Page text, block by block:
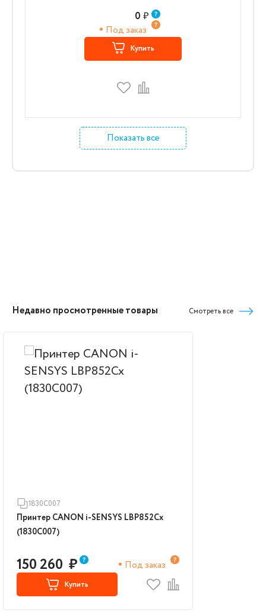
0 ₽
Под заказ
Купить
Показать все
Недавно просмотренные товары Смотреть все
1830C007
Принтер CANON i-SENSYS LBP852Cx
(1830C007)
150 260 ₽ Под заказ
Купить